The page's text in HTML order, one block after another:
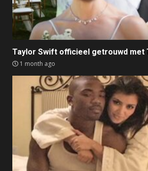
Taylor Swift officieel getrouwd met
1 month ago